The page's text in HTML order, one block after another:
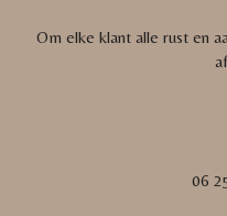
Om elke klant alle rust en
06